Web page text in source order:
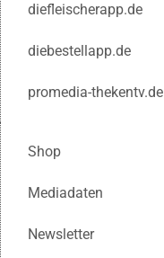
diefleischerapp.de
diebestellapp.de
promedia-thekentv.de
Shop
Mediadaten
Newsletter